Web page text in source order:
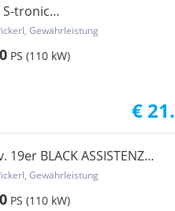
S-tronic
Gewährleistung
PS (110 kW)
€
19er BLACK ASSISTENZ
Gewährleistung
PS (110 kW)